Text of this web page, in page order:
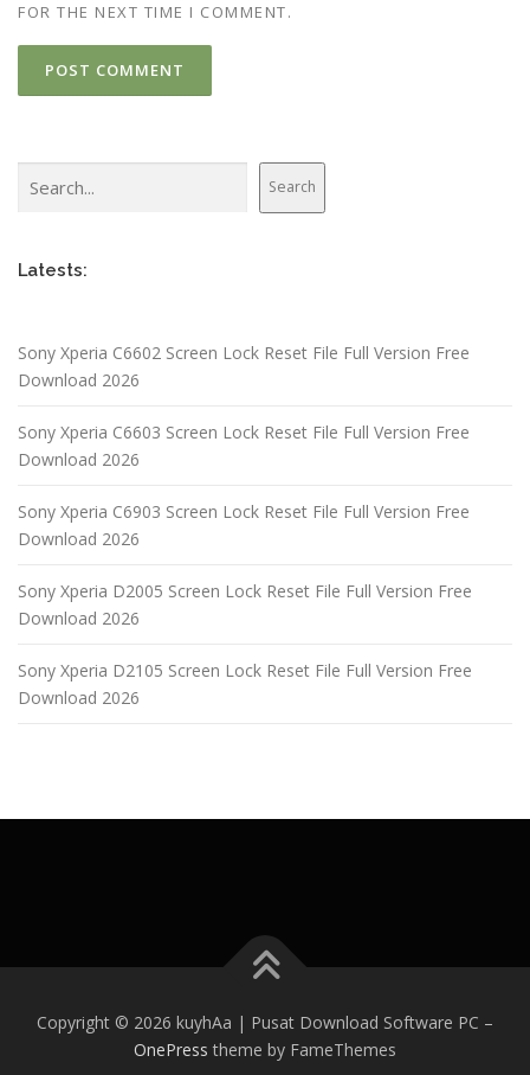
FOR THE NEXT TIME I COMMENT.
Search
Latests:
Sony Xperia C6602 Screen Lock Reset File Full Version Free
Download 2026
Sony Xperia C6603 Screen Lock Reset File Full Version Free
Download 2026
Sony Xperia C6903 Screen Lock Reset File Full Version Free
Download 2026
Sony Xperia D2005 Screen Lock Reset File Full Version Free
Download 2026
Sony Xperia D2105 Screen Lock Reset File Full Version Free
Download 2026
Copyright © 2026 kuyhAa | Pusat Download Software PC –
OnePress theme by FameThemes